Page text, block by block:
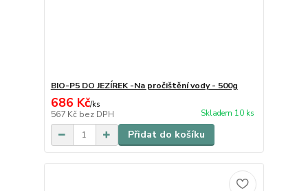
BIO-P5 DO JEZÍREK -Na pročištění vody - 500g
686 Kč/ks
567 Kč bez DPH Skladem 10 ks
Přidat do košíku